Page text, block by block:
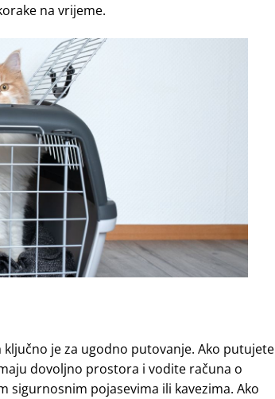
na vrijeme.
je za ugodno putovanje. Ako putujete
dovoljno prostora i vodite računa o
pojasevima ili kavezima. Ako